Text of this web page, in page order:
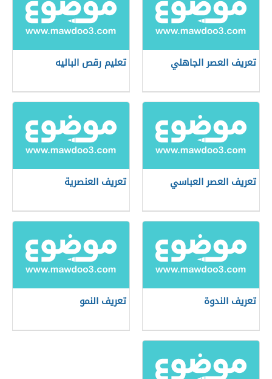
تعريف العصر الجاهلي تعليم رقص الباليه
تعريف العصر العباسي تعريف العنصرية
تعريف الندوة تعريف النمو